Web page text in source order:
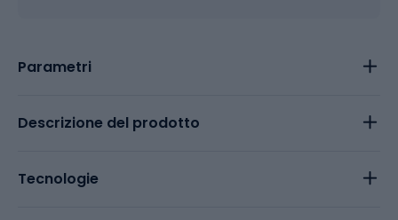
Parametri
Descrizione del prodotto
Tecnologie